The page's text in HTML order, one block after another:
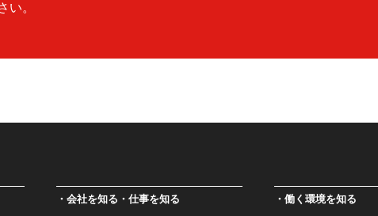
い。
会社を知る・仕事を知る 働く環境を知る